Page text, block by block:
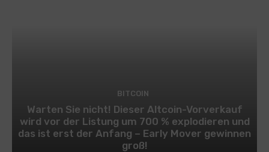
BITCOIN
Warten Sie nicht! Dieser Altcoin-Vorverkauf
wird vor der Listung um 700 % explodieren und
das ist erst der Anfang – Early Mover gewinnen
groß!